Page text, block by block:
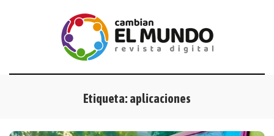
Etiqueta: aplicaciones